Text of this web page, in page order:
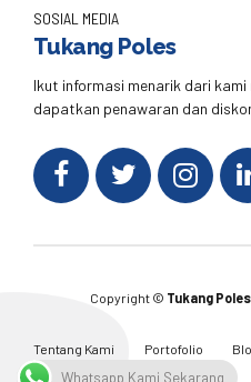
SOSIAL MEDIA
Tukang Poles
Ikut informasi menarik dari
dapatkan penawaran dan
Copyright © Tukang Poles
Tentang Kami Portofolio
Kontak Kami
Whatsapp Kami Sekarang